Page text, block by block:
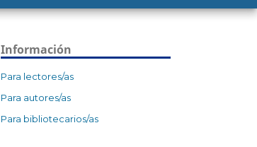
Información
Para lectores/as
Para autores/as
Para bibliotecarios/as